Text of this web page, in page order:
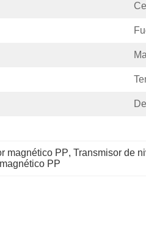
magnético PP, Transmisor de
PP